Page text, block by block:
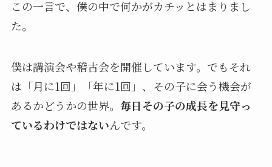
この一言で、僕の中で何かがカチッとはまりまし
た。
僕は講演会や稽古会を開催しています。でもそれ
は「月に1回」「年に1回」、その子に会う機会が
あるかどうかの世界。 毎日その子の成長を見守っ
ているわけではないんです。